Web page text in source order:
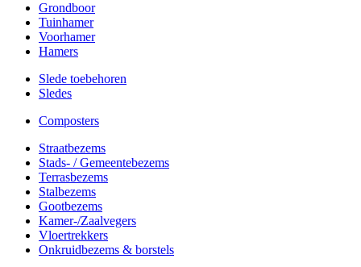
Grondboor
Tuinhamer
Voorhamer
Hamers
Slede toebehoren
Sledes
Composters
Straatbezems
Stads- / Gemeentebezems
Terrasbezems
Stalbezems
Gootbezems
Kamer-/Zaalvegers
Vloertrekkers
Onkruidbezems & borstels